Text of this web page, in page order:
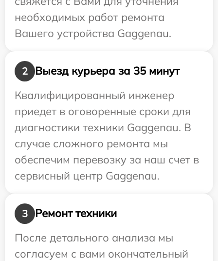
необходимых работ ремонта
Вашего устройства Gaggenau.
2
Выезд курьера за 35 минут
Квалифицированный инженер
приедет в оговоренные сроки для
диагностики техники Gaggenau. В
случае сложного ремонта мы
обеспечим перевозку за наш счет в
сервисный центр Gaggenau.
3
Ремонт техники
После детального анализа мы
согласуем с вами окончательный